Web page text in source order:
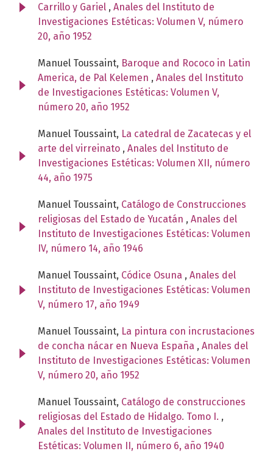
Carrillo y Gariel , Anales del Instituto de
Investigaciones Estéticas: Volumen V, número
20, año 1952
Manuel Toussaint, Baroque and Rococo in Latin
America, de Pal Kelemen , Anales del Instituto
de Investigaciones Estéticas: Volumen V,
número 20, año 1952
Manuel Toussaint, La catedral de Zacatecas y el
arte del virreinato , Anales del Instituto de
Investigaciones Estéticas: Volumen XII, número
44, año 1975
Manuel Toussaint, Catálogo de Construcciones
religiosas del Estado de Yucatán , Anales del
Instituto de Investigaciones Estéticas: Volumen
IV, número 14, año 1946
Manuel Toussaint, Códice Osuna , Anales del
Instituto de Investigaciones Estéticas: Volumen
V, número 17, año 1949
Manuel Toussaint, La pintura con incrustaciones
de concha nácar en Nueva España , Anales del
Instituto de Investigaciones Estéticas: Volumen
V, número 20, año 1952
Manuel Toussaint, Catálogo de construcciones
religiosas del Estado de Hidalgo. Tomo I. ,
Anales del Instituto de Investigaciones
Estéticas: Volumen II, número 6, año 1940